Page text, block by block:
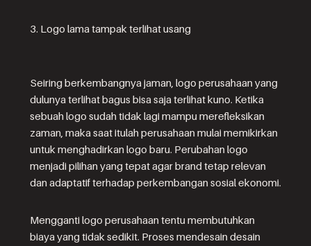
3. Logo lama tampak terlihat usang
Seiring berkembangnya jaman, logo perusahaan yang
dulunya terlihat bagus bisa saja terlihat kuno. Ketika
sebuah logo sudah tidak lagi mampu merefleksikan
zaman, maka saat itulah perusahaan mulai memikirkan
untuk menghadirkan logo baru. Perubahan logo
menjadi pilihan yang tepat agar brand tetap relevan
dan adaptatif terhadap perkembangan sosial ekonomi.
Mengganti logo perusahaan tentu membutuhkan
biaya yang tidak sedikit. Proses mendesain desain